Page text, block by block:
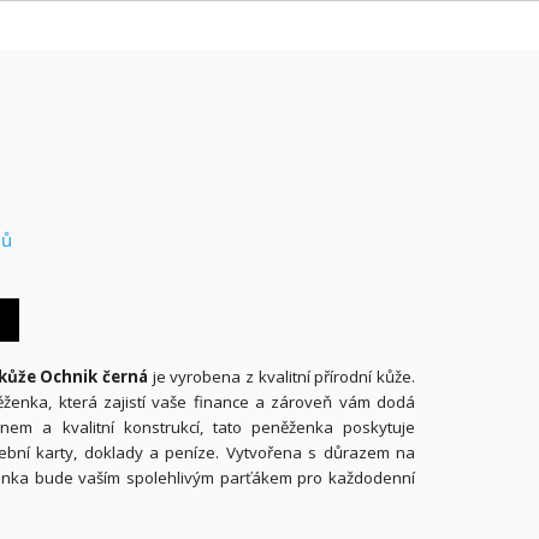
Ochnik černá je vyrobena z kvalitní přírodní kůže.
která zajistí vaše finance a zároveň vám dodá
a kvalitní konstrukcí, tato peněženka poskytuje
karty, doklady a peníze. Vytvořena s důrazem na
bude vaším spolehlivým parťákem pro každodenní